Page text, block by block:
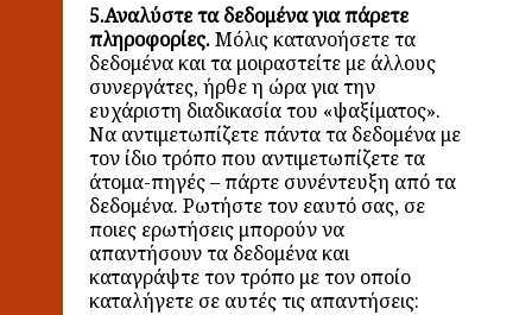
5.Αναλύστε τα δεδομένα για πάρετε
πληροφορίες.Μόλις κατανοήσετε τα
δεδομένα και τα μοιραστείτε με άλλους
συνεργάτες, ήρθε η ώρα για την
ευχάριστη διαδικασία του «ψαξίματος».
Να αντιμετωπίζετε πάντα τα δεδομένα με
τον ίδιο τρόπο που αντιμετωπίζετε τα
άτομα-πηγές – πάρτε συνέντευξη από τα
δεδομένα. Ρωτήστε τον εαυτό σας, σε
ποιες ερωτήσεις μπορούν να
απαντήσουν τα δεδομένα και
καταγράψτε τον τρόπο με τον οποίο
καταλήγετε σε αυτές τις απαντήσεις: